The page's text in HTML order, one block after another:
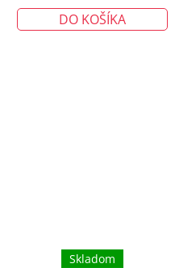
DO KOŠÍKA
Skladom